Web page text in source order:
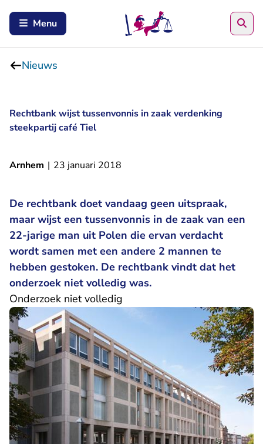
Menu
Nieuws
Rechtbank wijst tussenvonnis in zaak verdenking
steekpartij café Tiel
Arnhem | 23 januari 2018
De rechtbank doet vandaag geen uitspraak,
maar wijst een tussenvonnis in de zaak van een
22-jarige man uit Polen die ervan verdacht
wordt samen met een andere 2 mannen te
hebben gestoken. De rechtbank vindt dat het
onderzoek niet volledig was.
Onderzoek niet volledig